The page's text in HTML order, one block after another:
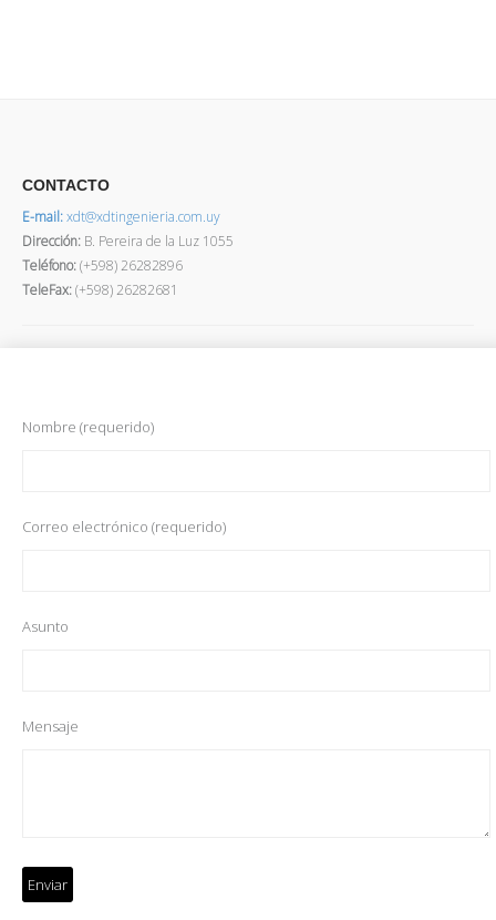
CONTACTO
E-mail:xdt@xdtingenieria.com.uy
Dirección: B. Pereira de la Luz 1055
Teléfono:(+598) 26282896
TeleFax:(+598) 26282681
Nombre (requerido)
Correo electrónico (requerido)
Asunto
Mensaje